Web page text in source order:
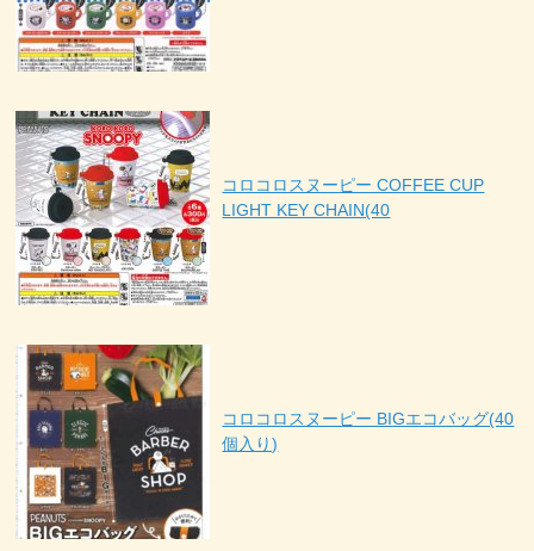
コロコロスヌーピー COFFEE CUP
LIGHT KEY CHAIN(40
コロコロスヌーピー BIGエコバッグ(40
個入り)